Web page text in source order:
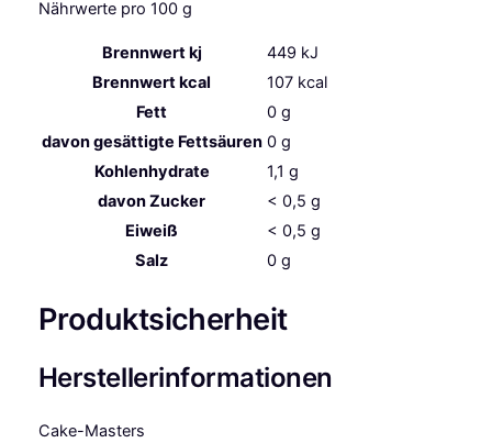
Nährwerte pro 100 g
Brennwert kj 449 kJ
Brennwert kcal
107 kcal
Fett
0 g
davongesättigte Fettsäuren 0 g
Kohlenhydrate
1,1 g
davonZucker < 0,5 g
Eiweiß
< 0,5 g
Salz
0 g
Produktsicherheit
Herstellerinformationen
Cake-Masters